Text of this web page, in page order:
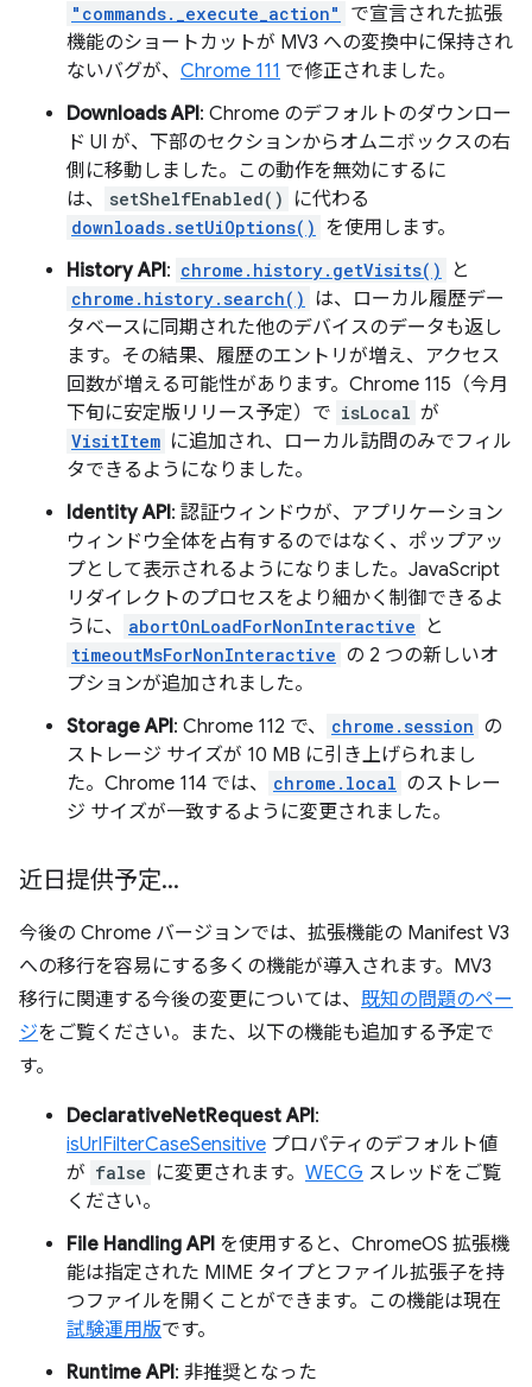
"commands._execute_action"
で宣言された拡張
機能のショートカットが MV3 への変換中に保持され
ないバグが、 Chrome 111 で修正されました。
Downloads API: Chrome のデフォルトのダウンロー
ド UI が、下部のセクションからオムニボックスの右
側に移動しました。この動作を無効にするに
は、
setShelfEnabled() に代わる
downloads.setUiOptions() を使用します。
History API: chrome.history.getVisits() と
chrome.history.search() は、ローカル履歴デー
タベースに同期された他のデバイスのデータも返し
ます。その結果、履歴のエントリが増え、アクセス
回数が増える可能性があります。Chrome 115（今月
下旬に安定版リリース予定）で isLocal が
VisitItem に追加され、ローカル訪問のみでフィル
タできるようになりました。
Identity API: 認証ウィンドウが、アプリケーション
ウィンドウ全体を占有するのではなく、ポップアッ
プとして表示されるようになりました。JavaScript
リダイレクトのプロセスをより細かく制御できるよ
うに、
abortOnLoadForNonInteractive と
timeoutMsForNonInteractive の 2 つの新しいオ
プションが追加されました。
Storage API: Chrome 112 で、 chrome.session の
ストレージ サイズが 10 MB に引き上げられまし
た。Chrome 114 では、
chrome.local のストレー
ジ サイズが一致するように変更されました。
近日提供予定...
今後の Chrome バージョンでは、拡張機能の Manifest V3
への移行を容易にする多くの機能が導入されます。MV3
移行に関連する今後の変更については、 既知の問題のペー
ジをご覧ください。また、以下の機能も追加する予定で
す。
DeclarativeNetRequest API:
isUrlFilterCaseSensitive プロパティのデフォルト値
が false に変更されます。 WECG スレッドをご覧
ください。
File Handling API を使用すると、ChromeOS 拡張機
能は指定された MIME タイプとファイル拡張子を持
つファイルを開くことができます。この機能は現在
試験運用版です。
Runtime API: 非推奨となった